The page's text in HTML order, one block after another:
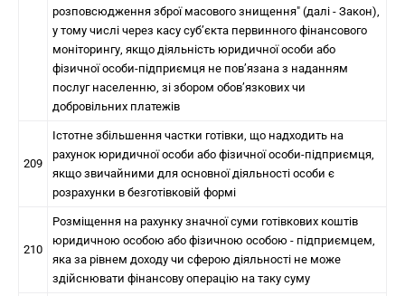
розповсюдження зброї масового знищення" (далі - Закон),
у тому числі через касу суб’єкта первинного фінансового
моніторингу, якщо діяльність юридичної особи або
фізичної особи-підприємця не пов’язана з наданням
послуг населенню, зі збором обов’язкових чи
добровільних платежів
209
Істотне збільшення частки готівки, що надходить на
рахунок юридичної особи або фізичної особи-підприємця,
якщо звичайними для основної діяльності особи є
розрахунки в безготівковій формі
210
Розміщення на рахунку значної суми готівкових коштів
юридичною особою або фізичною особою - підприємцем,
яка за рівнем доходу чи сферою діяльності не може
здійснювати фінансову операцію на таку суму